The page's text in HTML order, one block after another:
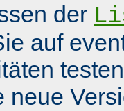
der
auf
neue